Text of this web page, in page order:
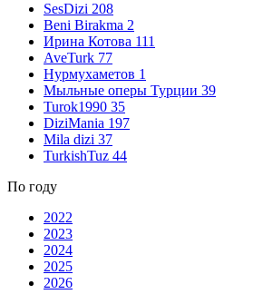
SesDizi 208
Beni Birakma 2
Ирина Котова 111
AveTurk 77
Нурмухаметов 1
Мыльные оперы Турции 39
Turok1990 35
DiziMania 197
Mila dizi 37
TurkishTuz 44
По году
2022
2023
2024
2025
2026